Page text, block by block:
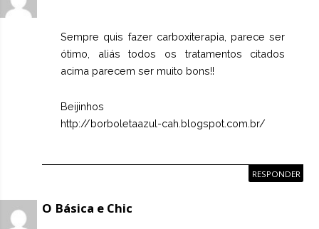
Sempre quis fazer carboxiterapia, parece ser
ótimo, aliás todos os tratamentos citados
acima parecem ser muito bons!!
Beijinhos
http://borboletaazul-cah.blogspot.com.br/
RESPONDER
O Básica e Chic